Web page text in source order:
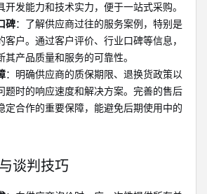
开发能力和技术实力，便于一站式采购。
碑：了解供应商过往的服务案例，特别是
客户。通过客户评价、行业口碑等信息，
其产品质量和服务的可靠性。
：明确供应商的质保期限、退换货政策以
题时的响应速度和解决方案。完善的售后
定合作的重要保障，能避免后期使用中的
谈判技巧